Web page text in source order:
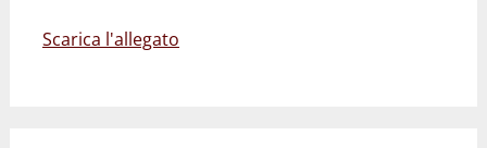
Scarica l'allegato